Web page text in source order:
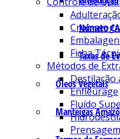
Número
Taxas de
Óleos Vegetais
Manteigas
Ficha
Métodos de
Destilação
Enfleurage
Fluído